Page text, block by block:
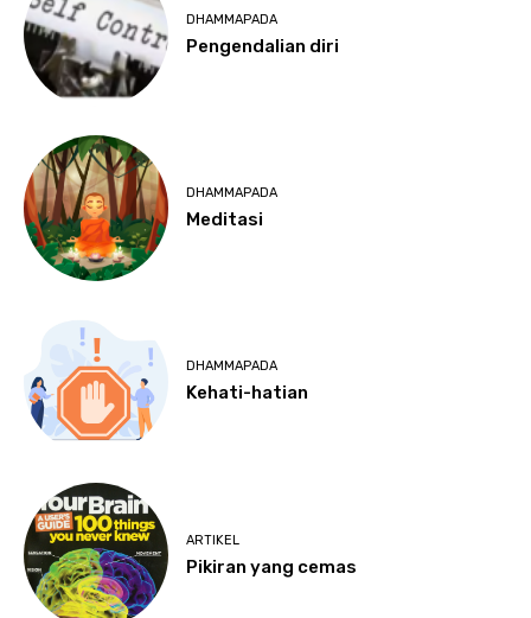
DHAMMAPADA
Pengendalian diri
DHAMMAPADA
Meditasi
DHAMMAPADA
Kehati-hatian
ARTIKEL
Pikiran yang cemas